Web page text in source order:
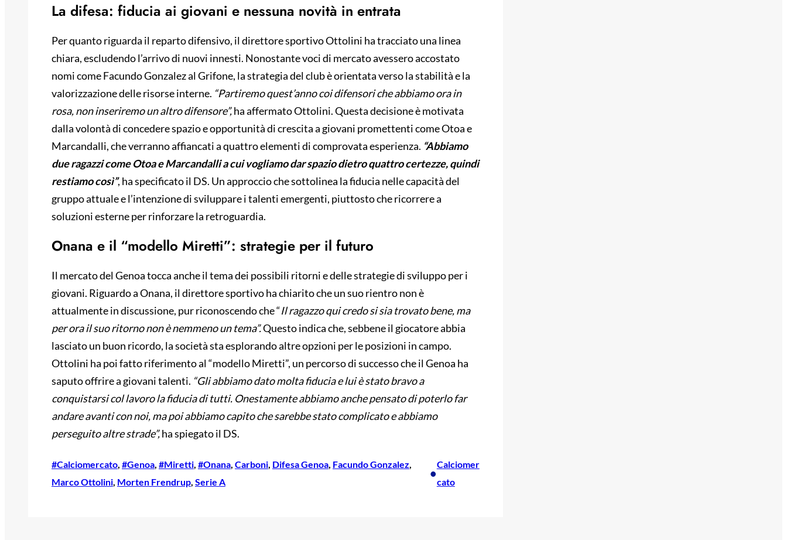
La difesa: fiducia ai giovani e nessuna novità in entrata
Per quanto riguarda il reparto difensivo, il direttore sportivo Ottolini ha tracciato una linea
chiara, escludendo l’arrivo di nuovi innesti. Nonostante voci di mercato avessero accostato
nomi come Facundo Gonzalez al Grifone, la strategia del club è orientata verso la stabilità e la
valorizzazione delle risorse interne. “Partiremo quest’anno coi difensori che abbiamo ora in
rosa, non inseriremo un altro difensore”,ha affermato Ottolini. Questa decisione è motivata
dalla volontà di concedere spazio e opportunità di crescita a giovani promettenti come Otoa e
Marcandalli, che verranno affiancati a quattro elementi di comprovata esperienza. “Abbiamo
due ragazzi come Otoa e Marcandalli a cui vogliamo dar spazio dietro quattro certezze, quindi
restiamo così”, ha specificato il DS. Un approccio che sottolinea la fiducia nelle capacità del
gruppo attuale e l’intenzione di sviluppare i talenti emergenti, piuttosto che ricorrere a
soluzioni esterne per rinforzare la retroguardia.
Onana e il “modello Miretti”: strategie per il futuro
Il mercato del Genoa tocca anche il tema dei possibili ritorni e delle strategie di sviluppo per i
giovani. Riguardo a Onana, il direttore sportivo ha chiarito che un suo rientro non è
attualmente in discussione, pur riconoscendo che “Il ragazzo qui credo si sia trovato bene, ma
per ora il suo ritorno non è nemmeno un tema”.Questo indica che, sebbene il giocatore abbia
lasciato un buon ricordo, la società sta esplorando altre opzioni per le posizioni in campo.
Ottolini ha poi fatto riferimento al “modello Miretti”, un percorso di successo che il Genoa ha
saputo offrire a giovani talenti. “Gli abbiamo dato molta fiducia e lui è stato bravo a
conquistarsi col lavoro la fiducia di tutti. Onestamente abbiamo anche pensato di poterlo far
andare avanti con noi, ma poi abbiamo capito che sarebbe stato complicato e abbiamo
perseguito altre strade”,ha spiegato il DS.
#Calciomercato, #Genoa, #Miretti, #Onana, Carboni, Difesa Genoa, Facundo Gonzalez
Marco Ottolini, Morten Frendrup, Serie A
•
Calciomer
cato